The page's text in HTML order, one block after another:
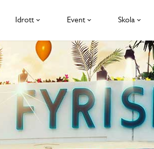
Idrott Event Skola